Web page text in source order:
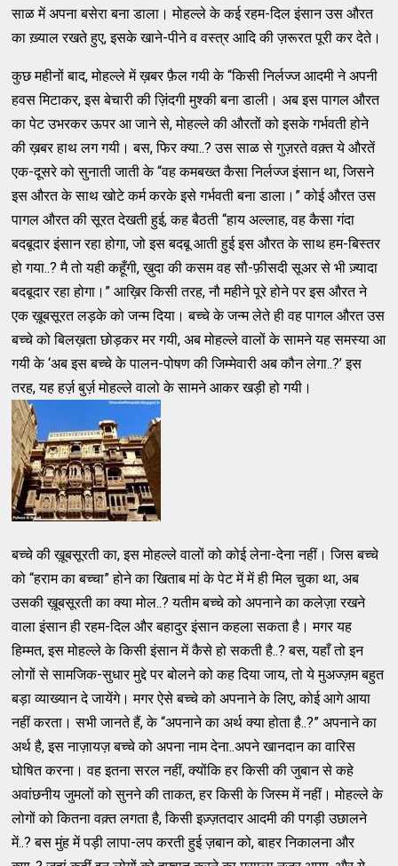
साळ में अपना बसेरा बना डाला। मोहल्ले के कई रहम-दिल इंसान उस औरत
का ख़्याल रखते हुए, इसके खाने-पीने व वस्त्र आदि की ज़रूरत पूरी कर देते।
कुछ महीनों बाद, मोहल्ले में ख़बर फ़ैल गयी के “किसी निर्लज्ज आदमी ने अपनी
हवस मिटाकर, इस बेचारी की ज़िंदगी मुश्की बना डाली। अब इस पागल औरत
का पेट उभरकर ऊपर आ जाने से, मोहल्ले की औरतों को इसके गर्भवती होने
की ख़बर हाथ लग गयी। बस, फिर क्या..? उस साळ से गुज़रते वक़्त ये औरतें
एक-दूसरे को सुनाती जाती के “वह कमबख्त कैसा निर्लज्ज इंसान था, जिसने
इस औरत के साथ खोटे कर्म करके इसे गर्भवती बना डाला।” कोई औरत उस
पागल औरत की सूरत देखती हुई, कह बैठती “हाय अल्लाह, वह कैसा गंदा
बदबूदार इंसान रहा होगा, जो इस बदबू आती हुई इस औरत के साथ हम-बिस्तर
हो गया..? मै तो यही कहूँगी, ख़ुदा की कसम वह सौ-फ़ीसदी सूअर से भी ज़्यादा
बदबूदार रहा होगा।” आख़िर किसी तरह, नौ महीने पूरे होने पर इस औरत ने
एक ख़ूबसूरत लड़के को जन्म दिया। बच्चे के जन्म लेते ही वह पागल औरत उस
बच्चे को बिलख़ता छोड़कर मर गयी, अब मोहल्ले वालों के सामने यह समस्या आ
गयी के ‘अब इस बच्चे के पालन-पोषण की जिम्मेवारी अब कौन लेगा..?’ इस
तरह, यह हर्ज़ बुर्ज़ मोहल्ले वालो के सामने आकर खड़ी हो गयी।
बच्चे की ख़ूबसूरती का, इस मोहल्ले वालों को कोई लेना-देना नहीं। जिस बच्चे
को “हराम का बच्चा” होने का खिताब मां के पेट में में ही मिल चुका था, अब
उसकी ख़ूबसूरती का क्या मोल..? यतीम बच्चे को अपनाने का कलेज़ा रखने
वाला इंसान ही रहम-दिल और बहादुर इंसान कहला सकता है। मगर यह
हिम्मत, इस मोहल्ले के किसी इंसान में कैसे हो सकती है..? बस, यहाँ तो इन
लोगों से सामजिक-सुधार मुद्दे पर बोलने को कह दिया जाय, तो ये मुअज्ज़म बहुत
बड़ा व्याख्यान दे जायेंगे। मगर ऐसे बच्चे को अपनाने के लिए, कोई आगे आया
नहीं करता। सभी जानते हैं, के “अपनाने का अर्थ क्या होता है..?” अपनाने का
अर्थ है, इस नाज़ायज़ बच्चे को अपना नाम देना..अपने खानदान का वारिस
घोषित करना। वह इतना सरल नहीं, क्योंकि हर किसी की जुबान से कहे
अवांछनीय जुमलों को सुनने की ताकत, हर किसी के जिस्म में नहीं। मोहल्ले के
लोगों को कितना वक़्त लगता है, किसी इज़्ज़तदार आदमी की पगड़ी उछालने
में..? बस मुंह में पड़ी लापा-लप करती हुई ज़बान को, बाहर निकालना और